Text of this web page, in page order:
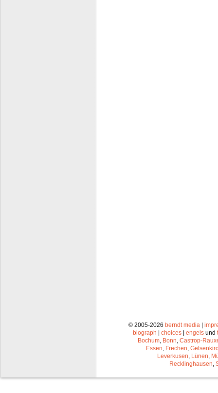
© 2005-2026 berndt media |
biograph | choices | engels und
Bochum Bonn Castrop-
Essen Frechen
Leverkusen Lünen
Recklinghausen